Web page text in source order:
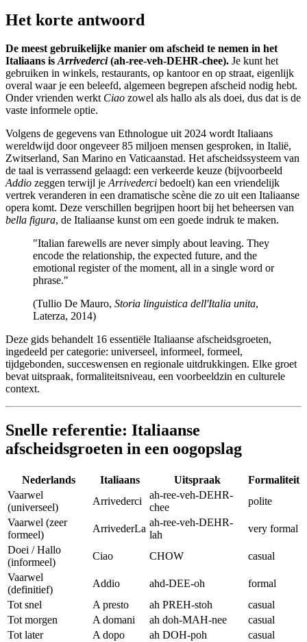
Het korte antwoord
De meest gebruikelijke manier om afscheid te nemen in het
Italiaans isArrivederci(ah-ree-veh-DEHR-chee). Je kunt het
gebruiken in winkels, restaurants, op kantoor en op straat, eigenlijk
overal waar je een beleefd, algemeen begrepen afscheid nodig hebt.
Onder vrienden werkt Ciao zowel als hallo als als doei, dus dat is de
vaste informele optie.
Volgens de gegevens van Ethnologue uit 2024 wordt Italiaans
wereldwijd door ongeveer 85 miljoen mensen gesproken, in Italië,
Zwitserland, San Marino en Vaticaanstad. Het afscheidssysteem van
de taal is verrassend gelaagd: een verkeerde keuze (bijvoorbeeld
Addio zeggen terwijl jeArrivederci bedoelt) kan een vriendelijk
vertrek veranderen in een dramatische scène die zo uit een Italiaanse
opera komt. Deze verschillen begrijpen hoort bij het beheersen van
bella figura, de Italiaanse kunst om een goede indruk te maken.
"Italian farewells are never simply about leaving. They
encode the relationship, the expected future, and the
emotional register of the moment, all in a single word or
phrase."
(Tullio De Mauro, Storia linguistica dell'Italia unita,
Laterza, 2014)
Deze gids behandelt 16 essentiële Italiaanse afscheidsgroeten,
ingedeeld per categorie: universeel, informeel, formeel,
tijdgebonden, succeswensen en regionale uitdrukkingen. Elke groet
bevat uitspraak, formaliteitsniveau, een voorbeeldzin en culturele
context.
Snelle referentie: Italiaanse
afscheidsgroeten in een oogopslag
Nederlands Italiaans Uitspraak
Formaliteit
Vaarwel
(universeel)
Arrivederci
ah-ree-veh-DEHR-
chee
polite
Vaarwel (zeer
formeel)
ArrivederLa
ah-ree-veh-DEHR-
lah
very formal
Doei / Hallo
(informeel)
Ciao CHOW
casual
Vaarwel
(definitief)
Addio ahd-DEE-oh
formal
Tot snel
A presto ah PREH-stoh
casual
Tot morgen
A domani ah doh-MAH-nee
casual
Tot later
A dopo ah DOH-poh
casual